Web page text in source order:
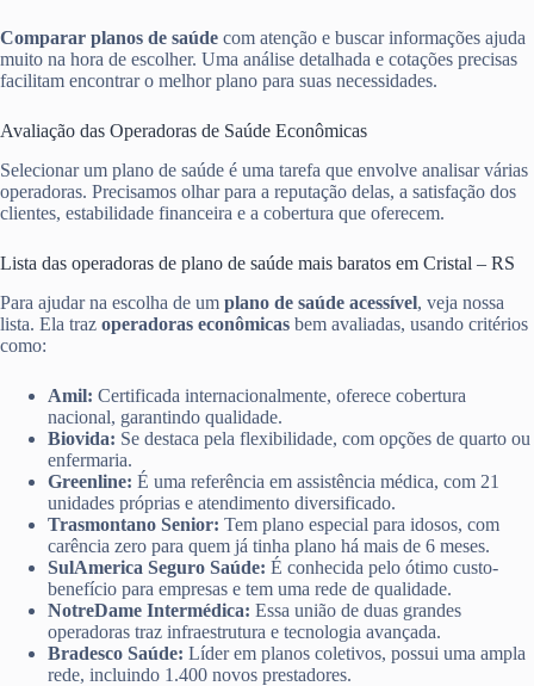
Comparar planos de saúde com atenção e buscar informações ajuda
muito na hora de escolher. Uma análise detalhada e cotações precisas
facilitam encontrar o melhor plano para suas necessidades.
Avaliação das Operadoras de Saúde Econômicas
Selecionar um plano de saúde é uma tarefa que envolve analisar várias
operadoras. Precisamos olhar para a reputação delas, a satisfação dos
clientes, estabilidade financeira e a cobertura que oferecem.
Lista das operadoras de plano de saúde mais baratos em Cristal – RS
Para ajudar na escolha de um plano de saúde acessível, veja nossa
lista. Ela traz operadoras econômicas bem avaliadas, usando critérios
como:
Amil: Certificada internacionalmente, oferece cobertura
nacional, garantindo qualidade.
Biovida: Se destaca pela flexibilidade, com opções de quarto ou
enfermaria.
Greenline: É uma referência em assistência médica, com 21
unidades próprias e atendimento diversificado.
Trasmontano Senior: Tem plano especial para idosos, com
carência zero para quem já tinha plano há mais de 6 meses.
SulAmerica Seguro Saúde: É conhecida pelo ótimo custo-
benefício para empresas e tem uma rede de qualidade.
NotreDame Intermédica: Essa união de duas grandes
operadoras traz infraestrutura e tecnologia avançada.
Bradesco Saúde: Líder em planos coletivos, possui uma ampla
rede, incluindo 1.400 novos prestadores.